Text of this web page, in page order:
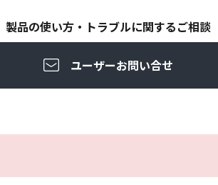
製品の使い方・トラブルに関するご相談
ユーザーお問い合せ